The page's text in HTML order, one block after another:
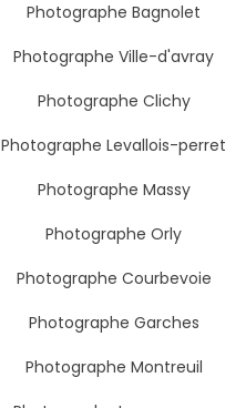
Photographe Bagnolet
Photographe Ville-d'avray
Photographe Clichy
Photographe Levallois-perret
Photographe Massy
Photographe Orly
Photographe Courbevoie
Photographe Garches
Photographe Montreuil